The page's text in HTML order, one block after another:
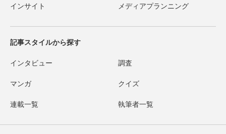
インサイト メディアプランニング
記事スタイルから探す
インタビュー 調査
マンガ クイズ
連載一覧 執筆者一覧